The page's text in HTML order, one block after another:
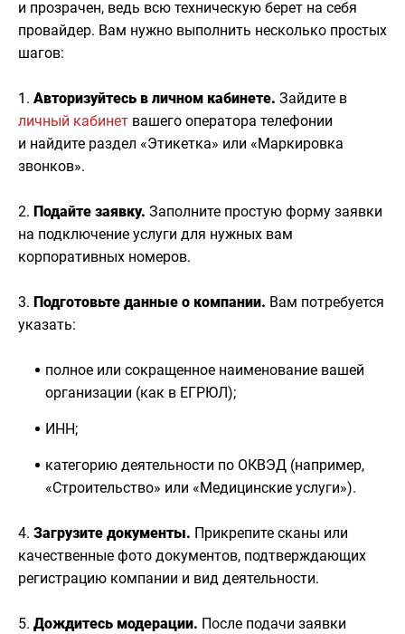
и прозрачен, ведь всю техническую берет на себя
провайдер. Вам нужно выполнить несколько простых
шагов:
1. Авторизуйтесь в личном кабинете. Зайдите в
личный кабинет вашего оператора телефонии
и найдите раздел «Этикетка» или «Маркировка
звонков».
2. Подайте заявку. Заполните простую форму заявки
на подключение услуги для нужных вам
корпоративных номеров.
3. Подготовьте данные о компании. Вам потребуется
указать:
полное или сокращенное наименование вашей
организации (как в ЕГРЮЛ);
ИНН;
категорию деятельности по ОКВЭД (например,
«Строительство» или «Медицинские услуги»).
4. Загрузите документы. Прикрепите сканы или
качественные фото документов, подтверждающих
регистрацию компании и вид деятельности.
5. Дождитесь модерации. После подачи заявки